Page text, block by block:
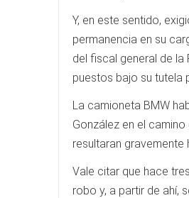
Y, en este sentido,
permanencia en su
del fiscal general de la
puestos bajo su tutela
La camioneta BMW
González en el
resultaran gravemente
Vale citar que hace
robo y, a partir de ahí,